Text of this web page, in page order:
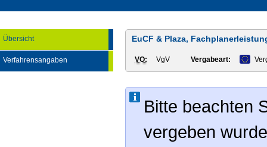
Übersicht
Verfahrensangaben
EuCF & Plaza,
VO: VgV Vergabeart:
Bitte beachten
vergeben